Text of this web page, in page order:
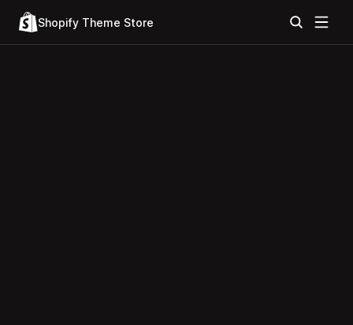
Shopify Theme Store